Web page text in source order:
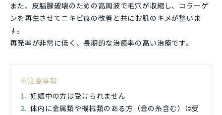
また、皮脂腺破壊のための高周波で毛穴が収縮し、コラーゲ
ンを再生させてニキビ痕の改善と共にお肌のキメが整いま
す。
再発率が非常に低く、長期的な治癒率の高い治療です。
※注意事項
妊娠中の方は受けられません
体内に金属類や機械類のある方（金の糸含む）は受